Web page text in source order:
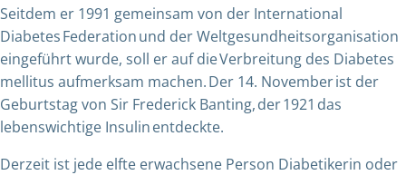
Seitdem er 1991 gemeinsam von der International
Diabetes Federation und der Weltgesundheitsorganisation
eingeführt wurde, soll er auf die Verbreitung des Diabetes
mellitus aufmerksam machen. Der 14. November ist der
Geburtstag von Sir Frederick Banting, der 1921 das
lebenswichtige Insulin entdeckte.
Derzeit ist jede elfte erwachsene Person Diabetikerin oder